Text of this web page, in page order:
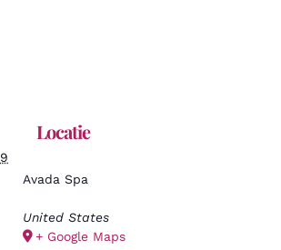
Locatie
Avada Spa
United States
+ Google Maps